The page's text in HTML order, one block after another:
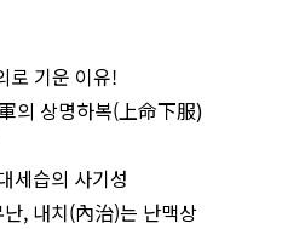
로 기운 이유!
의 상명하복(上命下服)
세습의 사기성
, 내치(內治)는 난맥상